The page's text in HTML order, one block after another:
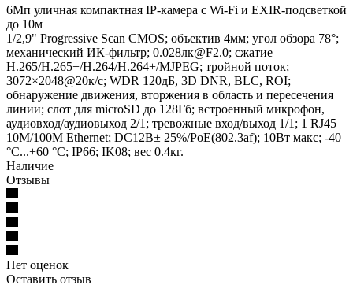
6Мп уличная компактная IP-камера с Wi-Fi и EXIR-подсветкой
до 10м
1/2,9" Progressive Scan CMOS; объектив 4мм; угол обзора 78°;
механический ИК-фильтр; 0.028лк@F2.0; сжатие
H.265/H.265+/H.264/H.264+/MJPEG; тройной поток;
3072×2048@20к/с; WDR 120дБ, 3D DNR, BLC, ROI;
обнаружение движения, вторжения в область и пересечения
линии; слот для microSD до 128Гб; встроенный микрофон,
аудиовход/аудиовыход 2/1; тревожные вход/выход 1/1; 1 RJ45
10M/100M Ethernet; DC12В± 25%/PoE(802.3af); 10Вт макс; -40
°C...+60 °C; IP66; IK08; вес 0.4кг.
Наличие
Отзывы
Нет оценок
Оставить отзыв